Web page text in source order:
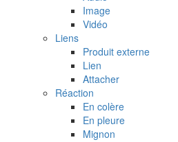
Image
Vidéo
Liens
Produit externe
Lien
Attacher
Réaction
En colère
En pleure
Mignon